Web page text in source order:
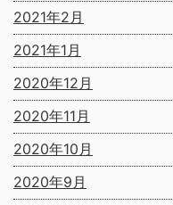
2021年2月
2021年1月
2020年12月
2020年11月
2020年10月
2020年9月